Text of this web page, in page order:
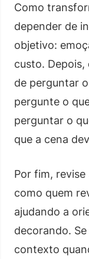
Como
depender de
objetivo:
custo. Depois,
de perguntar
pergunte o
perguntar o
que a cena
Por fim,
como quem
ajudando a
decorando.
contexto